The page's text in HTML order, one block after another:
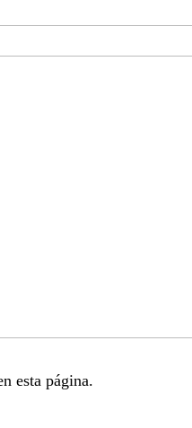
esta página.